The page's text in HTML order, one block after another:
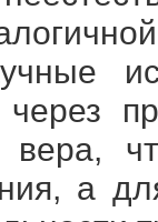
вера,
а